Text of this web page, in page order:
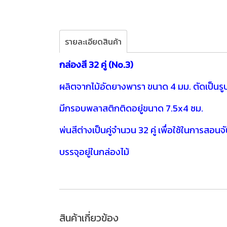
รายละเอียดสินค้า
กล่องสี 32 คู่ (No.3)
ผลิตจากไม้อัดยางพารา ขนาด 4 มม. ตัดเป็นรู
มีกรอบพลาสติกติดอยู่ขนาด 7.5x4 ซม.
พ่นสีต่างเป็นคู่จำนวน 32 คู่ เพื่อใช้ในการสอน
บรรจุอยู่ในกล่องไม้
สินค้าเกี่ยวข้อง